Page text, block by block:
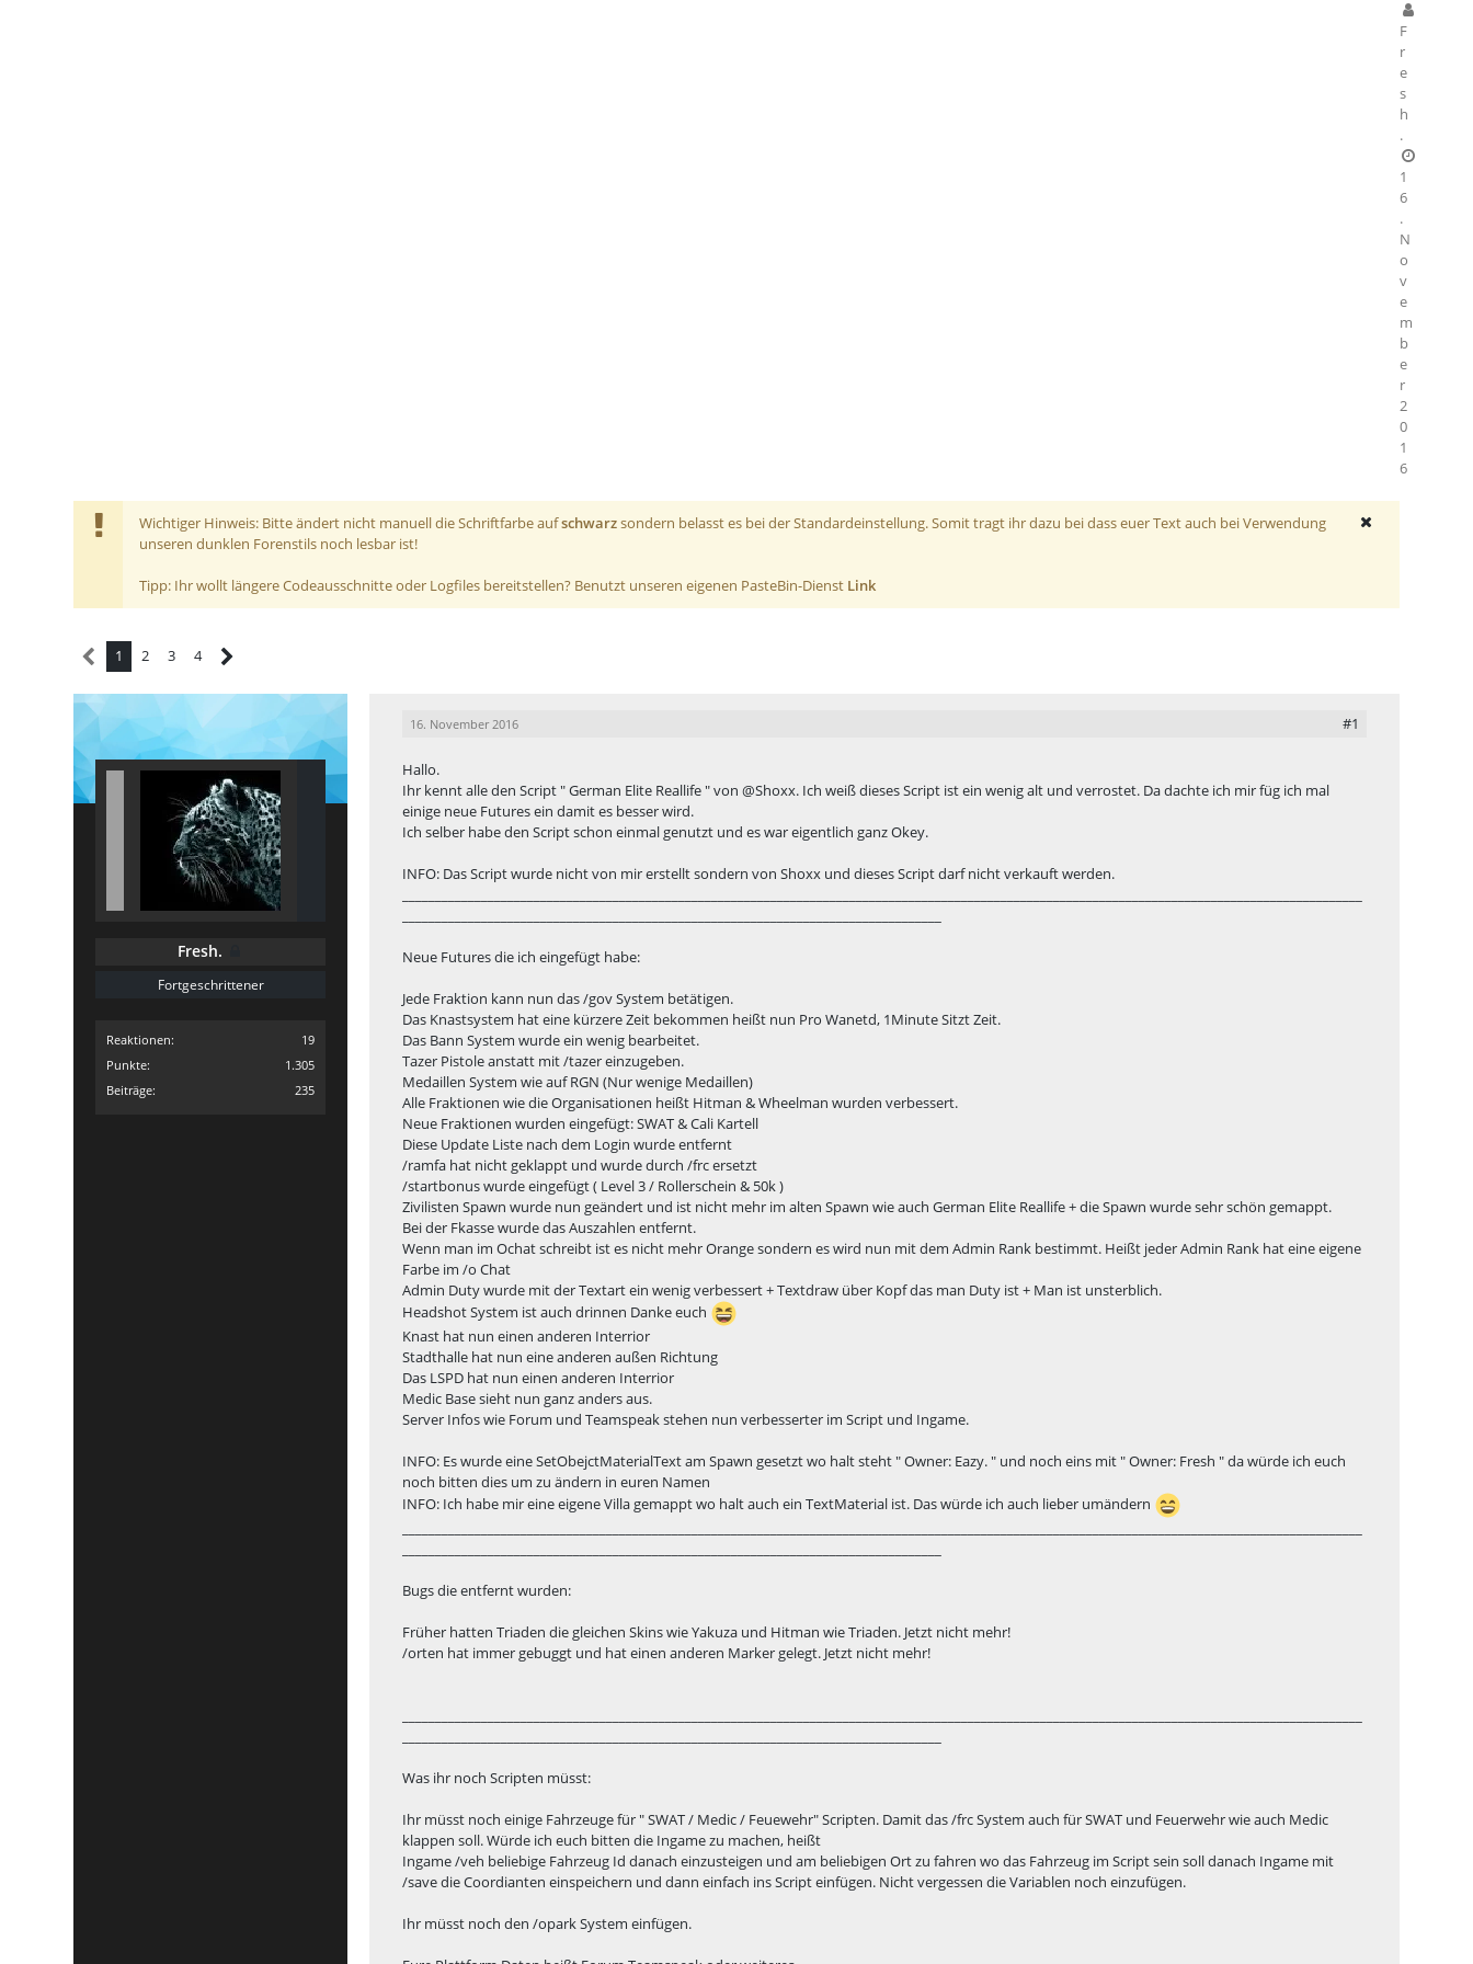
F
r
e
s
h
.
1
6
.
N
o
v
e
m
b
e
r
2
0
1
6
Wichtiger Hinweis: Bitte ändert nicht manuell die Schriftfarbe aufschwarzsondern belasst es bei der Standardeinstellung. Somit tragt ihr dazu bei dass euer Text auch bei Verwendung
unseren dunklen Forenstils noch lesbar ist!
Tipp: Ihr wollt längere Codeausschnitte oder Logfiles bereitstellen? Benutzt unseren eigenen PasteBin-Dienst Link
1 2 3 4
Fresh.
Fortgeschrittener
Reaktionen
19
Punkte
1.305
Beiträge
235
16. November 2016 #1
Hallo.
Ihr kennt alle den Script " German Elite Reallife " von@Shoxx. Ich weiß dieses Script ist ein wenig alt und verrostet. Da dachte ich mir füg ich mal
einige neue Futures ein damit es besser wird.
Ich selber habe den Script schon einmal genutzt und es war eigentlich ganz Okey.
INFO: Das Script wurde nicht von mir erstellt sondern von Shoxx und dieses Script darf nicht verkauft werden.
Neue Futures die ich eingefügt habe:
Jede Fraktion kann nun das /gov System betätigen.
Das Knastsystem hat eine kürzere Zeit bekommen heißt nun Pro Wanetd, 1Minute Sitzt Zeit.
Das Bann System wurde ein wenig bearbeitet.
Tazer Pistole anstatt mit /tazer einzugeben.
Medaillen System wie auf RGN (Nur wenige Medaillen)
Alle Fraktionen wie die Organisationen heißt Hitman & Wheelman wurden verbessert.
Neue Fraktionen wurden eingefügt: SWAT & Cali Kartell
Diese Update Liste nach dem Login wurde entfernt
/ramfa hat nicht geklappt und wurde durch /frc ersetzt
/startbonus wurde eingefügt ( Level 3 / Rollerschein & 50k )
Zivilisten Spawn wurde nun geändert und ist nicht mehr im alten Spawn wie auch German Elite Reallife + die Spawn wurde sehr schön gemappt.
Bei der Fkasse wurde das Auszahlen entfernt.
Wenn man im Ochat schreibt ist es nicht mehr Orange sondern es wird nun mit dem Admin Rank bestimmt. Heißt jeder Admin Rank hat eine eigene
Farbe im /o Chat
Admin Duty wurde mit der Textart ein wenig verbessert + Textdraw über Kopf das man Duty ist + Man ist unsterblich.
Headshot System ist auch drinnen Danke euch
Knast hat nun einen anderen Interrior
Stadthalle hat nun eine anderen außen Richtung
Das LSPD hat nun einen anderen Interrior
Medic Base sieht nun ganz anders aus.
Server Infos wie Forum und Teamspeak stehen nun verbesserter im Script und Ingame.
INFO: Es wurde eine SetObejctMaterialText am Spawn gesetzt wo halt steht " Owner: Eazy. " und noch eins mit " Owner: Fresh " da würde ich euch
noch bitten dies um zu ändern in euren Namen
INFO: Ich habe mir eine eigene Villa gemappt wo halt auch ein TextMaterial ist. Das würde ich auch lieber umändern
Bugs die entfernt wurden:
Früher hatten Triaden die gleichen Skins wie Yakuza und Hitman wie Triaden. Jetzt nicht mehr!
/orten hat immer gebuggt und hat einen anderen Marker gelegt. Jetzt nicht mehr!
Was ihr noch Scripten müsst:
Ihr müsst noch einige Fahrzeuge für " SWAT / Medic / Feuewehr" Scripten. Damit das /frc System auch für SWAT und Feuerwehr wie auch Medic
klappen soll. Würde ich euch bitten die Ingame zu machen, heißt
Ingame /veh beliebige Fahrzeug Id danach einzusteigen und am beliebigen Ort zu fahren wo das Fahrzeug im Script sein soll danach Ingame mit
/save die Coordianten einspeichern und dann einfach ins Script einfügen. Nicht vergessen die Variablen noch einzufügen.
Ihr müsst noch den /opark System einfügen.